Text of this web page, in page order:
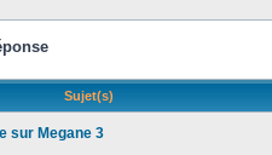
Sujet(s)
sur Megane 3